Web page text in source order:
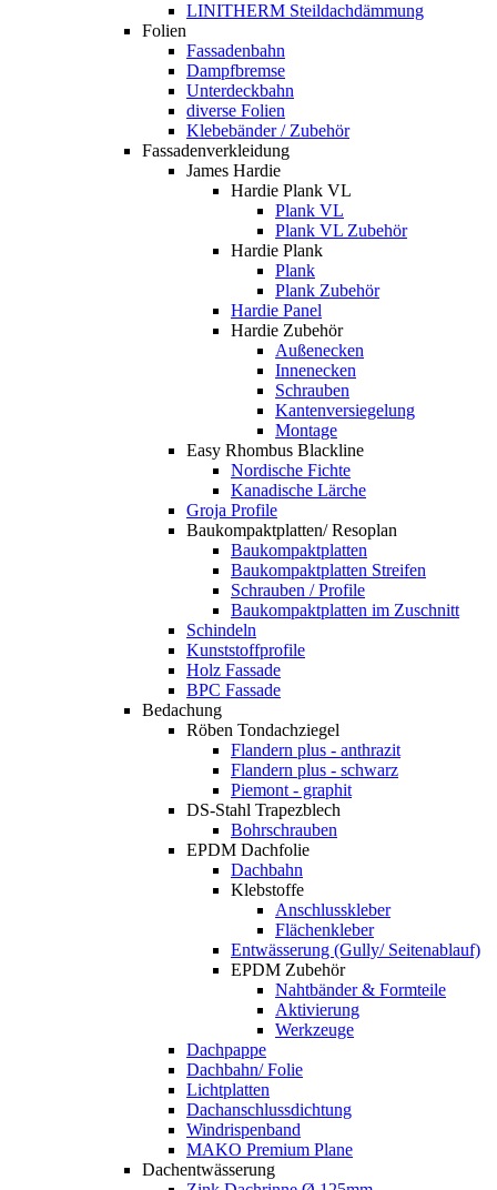
LINITHERM Steildachdämmung
Folien
Fassadenbahn
Dampfbremse
Unterdeckbahn
diverse Folien
Klebebänder / Zubehör
Fassadenverkleidung
James Hardie
Hardie Plank VL
Plank VL
Plank VL Zubehör
Hardie Plank
Plank
Plank Zubehör
Hardie Panel
Hardie Zubehör
Außenecken
Innenecken
Schrauben
Kantenversiegelung
Montage
Easy Rhombus Blackline
Nordische Fichte
Kanadische Lärche
Groja Profile
Baukompaktplatten/ Resoplan
Baukompaktplatten
Baukompaktplatten Streifen
Schrauben / Profile
Baukompaktplatten im Zuschnitt
Schindeln
Kunststoffprofile
Holz Fassade
BPC Fassade
Bedachung
Röben Tondachziegel
Flandern plus - anthrazit
Flandern plus - schwarz
Piemont - graphit
DS-Stahl Trapezblech
Bohrschrauben
EPDM Dachfolie
Dachbahn
Klebstoffe
Anschlusskleber
Flächenkleber
Entwässerung (Gully/ Seitenablauf)
EPDM Zubehör
Nahtbänder & Formteile
Aktivierung
Werkzeuge
Dachpappe
Dachbahn/ Folie
Lichtplatten
Dachanschlussdichtung
Windrispenband
MAKO Premium Plane
Dachentwässerung